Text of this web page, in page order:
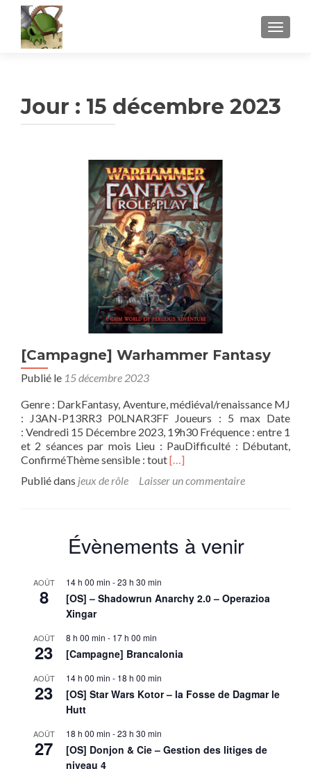
Jour : 15 décembre 2023
[Campagne] Warhammer Fantasy
Publié le 15 décembre 2023
Genre : DarkFantasy, Aventure, médiéval/renaissance MJ
: J3AN-P13RR3 P0LNAR3FF Joueurs : 5 max Date
: Vendredi 15 Décembre 2023, 19h30 Fréquence : entre 1
et 2 séances par mois Lieu : PauDifficulté : Débutant,
ConfirméThème sensible : toutEn
plus
[…]
Publié dans jeux de rôle Laisser un commentaire
Évènements à venir
AOÛT
8
14 h 00 min -23 h 30 min
[OS] – Shadowrun Anarchy 2.0 – Operazioa
Xingar
AOÛT
23
8 h 00 min - 17 h 00 min
[Campagne] Brancalonia
AOÛT
23
14 h 00 min - 18 h 00 min
[OS] Star Wars Kotor – la Fosse de Dagmar le
Hutt
AOÛT
27
18 h 00 min -23 h 30 min
[OS] Donjon & Cie – Gestion des litiges de
niveau 4